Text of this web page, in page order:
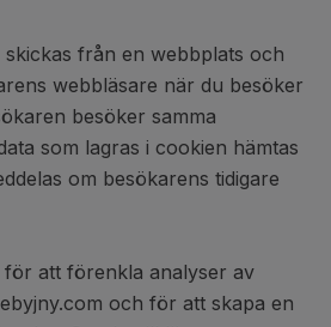
skickas från en webbplats och
webbläsare när du besöker
besöker samma
som lagras i cookien hämtas
om besökarens tidigare
för att förenkla analyser av
och för att skapa en